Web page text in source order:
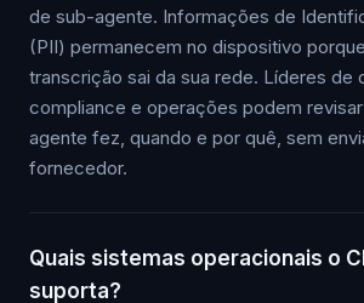
de sub-agente. Informações de
(PII) permanecem no dispositivo
transcrição sai da sua rede. Líderes de
compliance e operações podem
agente fez, quando e por quê, sem
fornecedor.
Quais sistemas operacionais o
suporta?